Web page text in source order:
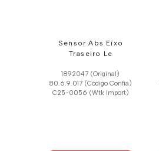
Sensor Abs Eixo
Traseiro Le
1892047 (Original)
80.6.9.017 (Código Confia)
C25-0056 (Wtk Import)